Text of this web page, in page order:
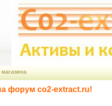
форум co2-extract.ru!